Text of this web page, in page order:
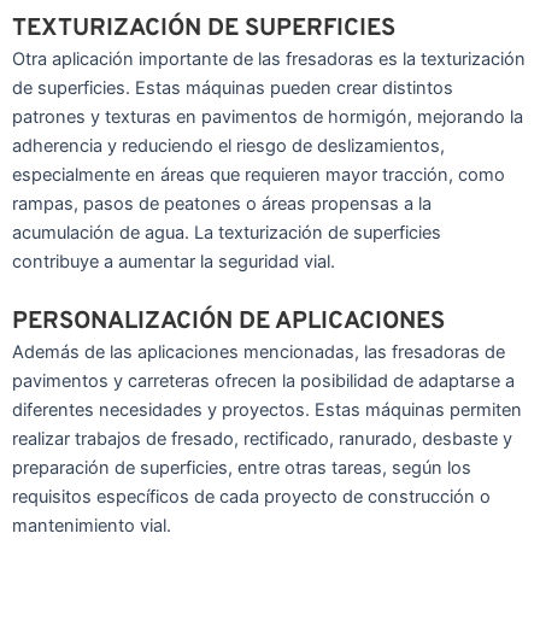
TEXTURIZACIÓN DE SUPERFICIES
Otra aplicación importante de las fresadoras es la texturización
de superficies. Estas máquinas pueden crear distintos
patrones y texturas en pavimentos de hormigón, mejorando la
adherencia y reduciendo el riesgo de deslizamientos,
especialmente en áreas que requieren mayor tracción, como
rampas, pasos de peatones o áreas propensas a la
acumulación de agua. La texturización de superficies
contribuye a aumentar la seguridad vial.
PERSONALIZACIÓN DE APLICACIONES
Además de las aplicaciones mencionadas, las fresadoras de
pavimentos y carreteras ofrecen la posibilidad de adaptarse a
diferentes necesidades y proyectos. Estas máquinas permiten
realizar trabajos de fresado, rectificado, ranurado, desbaste y
preparación de superficies, entre otras tareas, según los
requisitos específicos de cada proyecto de construcción o
mantenimiento vial.